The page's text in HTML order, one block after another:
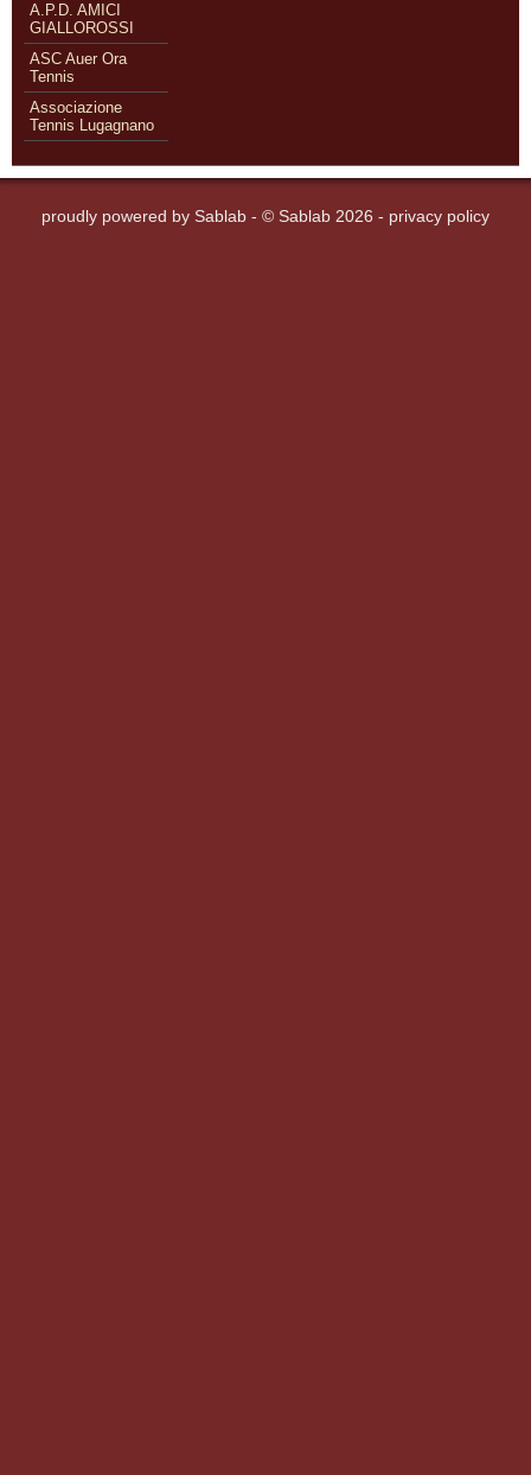
A.P.D. AMICI
GIALLOROSSI
ASC Auer Ora
Tennis
Associazione
Tennis Lugagnano
proudly powered by Sablab - © Sablab 2026 - privacy policy